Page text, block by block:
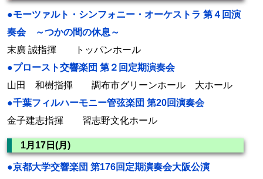
●モーツァルト・シンフォニー・オーケストラ 第４回演
奏会 ～つかの間の休息～
末廣 誠指揮 トッパンホール
●プロースト交響楽団 第２回定期演奏会
山田 和樹指揮 調布市グリーンホール 大ホール
●千葉フィルハーモニー管弦楽団 第20回演奏会
金子建志指揮 習志野文化ホール
1月17日(月)
●京都大学交響楽団 第176回定期演奏会大阪公演